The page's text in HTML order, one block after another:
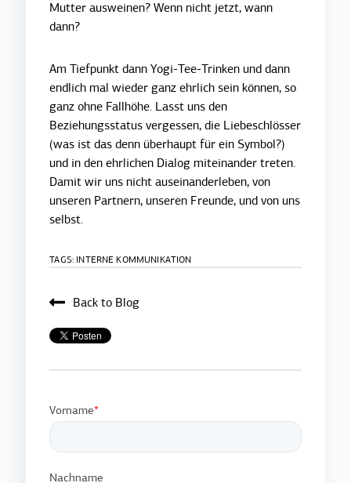
Mutter ausweinen? Wenn nicht jetzt, wann
dann?
Am Tiefpunkt dann Yogi-Tee-Trinken und dann
endlich mal wieder ganz ehrlich sein können, so
ganz ohne Fallhöhe. Lasst uns den
Beziehungsstatus vergessen, die Liebeschlösser
(was ist das denn überhaupt für ein Symbol?)
und in den ehrlichen Dialog miteinander treten.
Damit wir uns nicht auseinanderleben, von
unseren Partnern, unseren Freunde, und von uns
selbst.
TAGS: INTERNE KOMMUNIKATION
Back to Blog
Vorname*
Nachname